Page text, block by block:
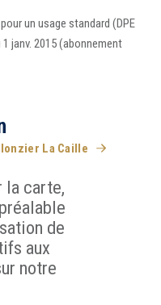
un usage standard (DPE
janv. 2015 (abonnement
La Caille
la carte,
de
aux
notre